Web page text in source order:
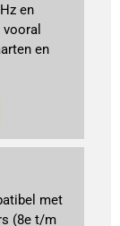
en
en
met
(8e t/m